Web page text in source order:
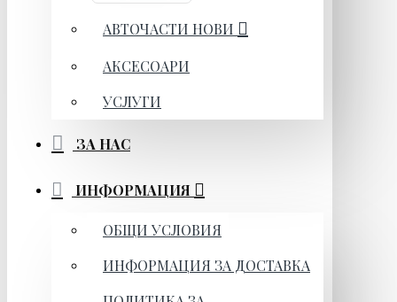
АВТОЧАСТИ НОВИ
АКСЕСОАРИ
УСЛУГИ
ЗА НАС
ИНФОРМАЦИЯ
ОБЩИ УСЛОВИЯ
ИНФОРМАЦИЯ ЗА ДОСТАВКА